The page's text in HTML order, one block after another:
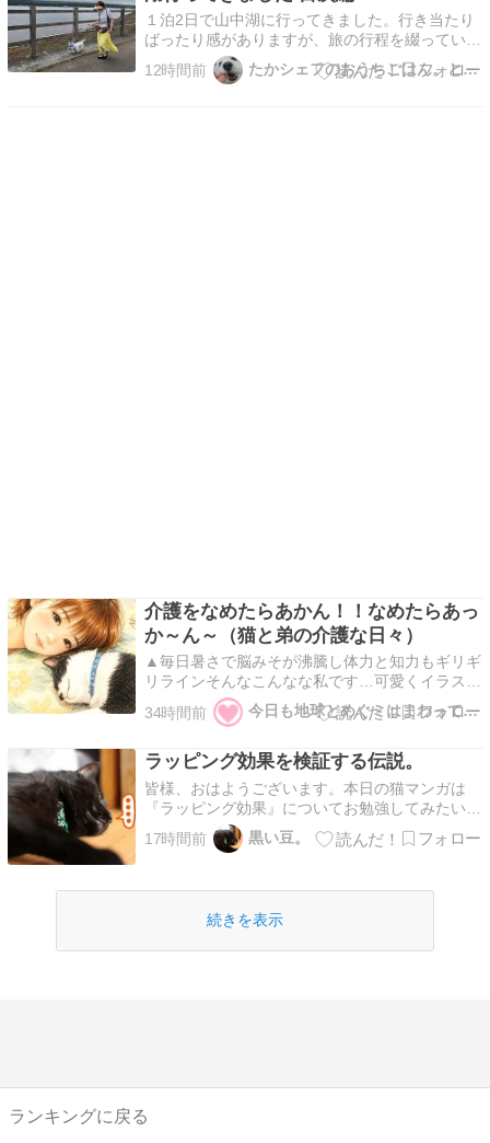
１泊2日で山中湖に行ってきました。行き当たり
ばったり感がありますが、旅の行程を綴っていこ
うと思います。 あとで、詳細はリンクしていく
よ〜。とりあえず、目次です。先日、めずらしく
12時間前 たかシェフのおうちごはん。と白い犬とチワワ。
介護をなめたらあかん！！なめたらあっ
か～ん～（猫と弟の介護な日々）
▲毎日暑さで脳みそが沸騰し体力と知力もギリギ
リラインそんなこんなな私です…可愛くイラスト
化してくれていつもありがとうチャッピン ▲リ
アル生活でやらなきゃいけないことに追い込まれ
ちに癒してもらっとりますかわイチ＝かわいいイ
チちゃん略 ▲…
34時間前 今日も地球とめぐミはまわってる(*ﾟワﾟ)
ラッピング効果を検証する伝説。
皆様、おはようございます。本日の猫マンガは
『ラッピング効果』についてお勉強してみたいと
思いますよ。アナタがもし、『女の操』をプレゼ
ントされたときむき出しのままだったらどう思い
『女の操』をプレゼントされたとき赤い紐パン姿
17時間前 黒い豆。
続きを表示
ランキングに戻る